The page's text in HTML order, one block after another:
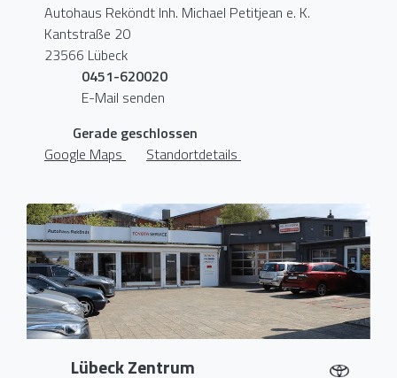
Autohaus Reköndt Inh. Michael Petitjean e. K.
Kantstraße 20
23566 Lübeck
0451-620020
E-Mail senden
Gerade geschlossen
Google Maps
Standortdetails
Lübeck Zentrum